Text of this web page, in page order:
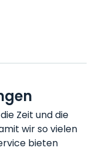
Zeit und die
wir so vielen
bieten